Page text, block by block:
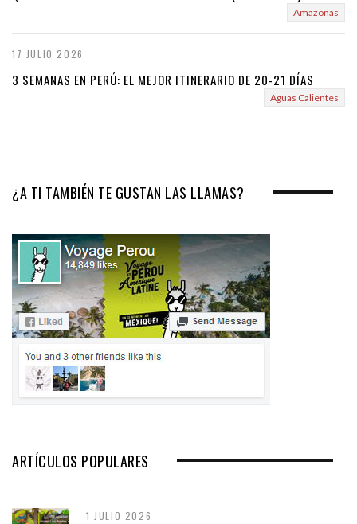
Amazonas
17 JULIO 2026
3 SEMANAS EN PERÚ: EL MEJOR ITINERARIO DE 20-21 DÍAS
Aguas Calientes
¿A TI TAMBIÉN TE GUSTAN LAS LLAMAS?
ARTÍCULOS POPULARES
1 JULIO 2026